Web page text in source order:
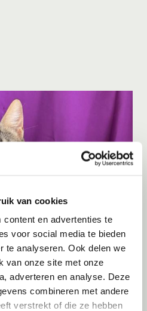
van cookies
en advertenties te
voor social media te bieden
te analyseren. Ook delen we
van onze site met onze
adverteren en analyse. Deze
combineren met andere
verstrekt of die ze hebben